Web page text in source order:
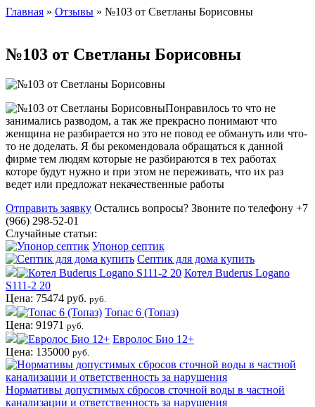
Главная » Отзывы » №103 от Светланы Борисовны
№103 от Светланы Борисовны
Понравилось то что не
занимались разводом, а так же прекрасно понимают что
женщина не разбирается но это не повод ее обмануть или что-
то не доделать. Я бы рекомендовала обращаться к данной
фирме тем людям которые не разбираются в тех работах
которе будут нужно и при этом не переживать, что их раз
ведет или предложат некачественные работы
Отправить заявку Остались вопросы? Звоните по телефону +7
(966) 298-52-01
Случайные статьи:
Упонор септик
Септик для дома купить
Котел Buderus Logano
S111-2 20
Цена: 75474 руб. руб.
Топас 6 (Топаз)
Цена: 91971 руб.
Евролос Био 12+
Цена: 135000 руб.
Нормативы допустимых сбросов сточной воды в частной
канализации и ответственность за нарушения